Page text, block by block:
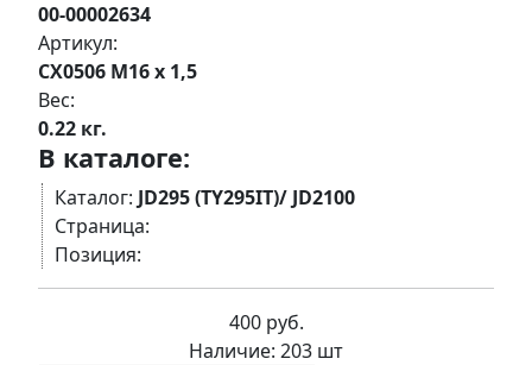
00-00002634
Артикул:
СХ0506 М16 х 1,5
Вес:
0.22 кг.
В каталоге:
Каталог: JD295 (TY295IT)/ JD2100
Страница:
Позиция:
400 руб.
Наличие: 203 шт